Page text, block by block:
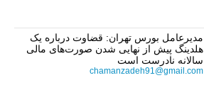
مدیرعامل بورس تهران: قضاوت درباره یک
هلدینگ پیش از نهایی شدن صورت‌های مالی
سالانه نادرست است
chamanzadeh91@gmail.com